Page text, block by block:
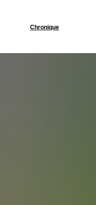
Chronique